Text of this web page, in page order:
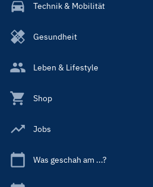
Technik & Mobilität
Gesundheit
Leben & Lifestyle
Shop
Jobs
Was geschah am ...?